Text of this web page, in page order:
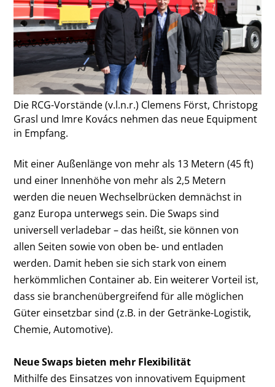
Die RCG-Vorstände (v.l.n.r.) Clemens Först, Christopg
Grasl und Imre Kovács nehmen das neue Equipment
in Empfang.
Mit einer Außenlänge von mehr als 13 Metern (45 ft)
und einer Innenhöhe von mehr als 2,5 Metern
werden die neuen Wechselbrücken demnächst in
ganz Europa unterwegs sein. Die Swaps sind
universell verladebar – das heißt, sie können von
allen Seiten sowie von oben be- und entladen
werden. Damit heben sie sich stark von einem
herkömmlichen Container ab. Ein weiterer Vorteil ist,
dass sie branchenübergreifend für alle möglichen
Güter einsetzbar sind (z.B. in der Getränke-Logistik,
Chemie, Automotive).
Neue Swaps bieten mehr Flexibilität
Mithilfe des Einsatzes von innovativem Equipment